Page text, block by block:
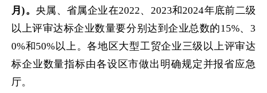
月)。央属、省属企业在2022、 2023和2024年底前二级
以上评审达标企业数量要分别达到企业总数的15%、3
0%和50%以上。各地区大型工贸企业三级以上评审达
标企业数量指标由各设区市做出明确规定并报省应急
厅。